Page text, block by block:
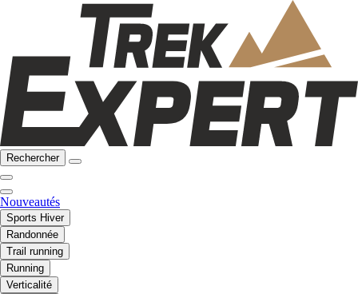
Rechercher
Nouveautés
Sports Hiver
Randonnée
Trail running
Running
Verticalité